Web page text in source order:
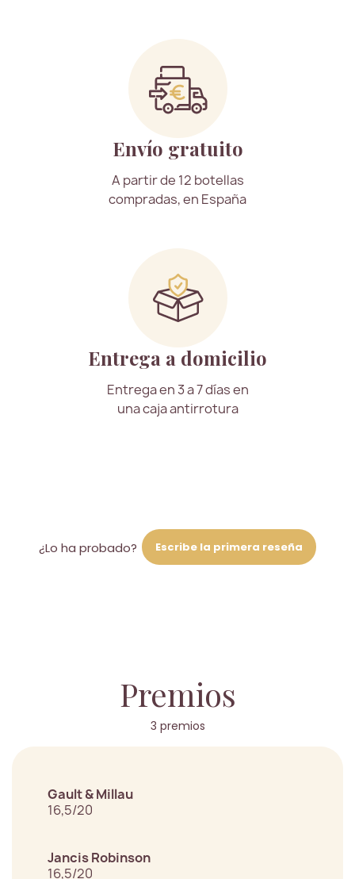
Envío gratuito
A partir de 12 botellas
compradas, en España
Entrega a domicilio
Entrega en 3 a 7 días en
una caja antirrotura
¿Lo ha probado? Escribe la primera reseña
Premios
3 premios
Gault & Millau
16,5/20
Jancis Robinson
16,5/20